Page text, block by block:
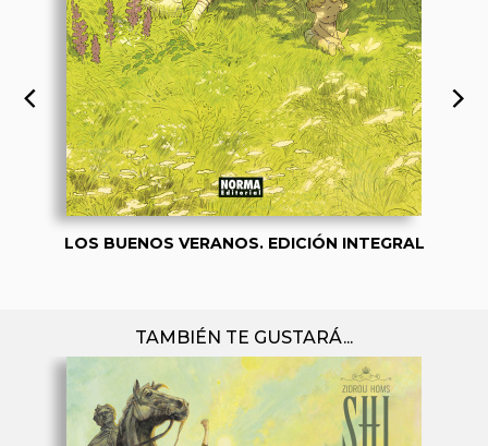
LOS BUENOS VERANOS. EDICIÓN INTEGRAL
TAMBIÉN TE GUSTARÁ...